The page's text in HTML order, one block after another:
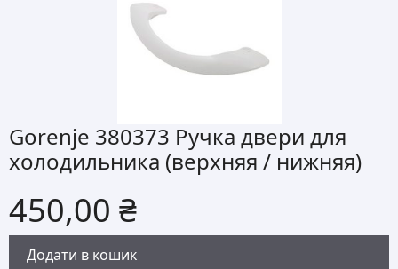
Gorenje 380373 Ручка двери для
холодильника (верхняя / нижняя)
450,00 ₴
Додати в кошик